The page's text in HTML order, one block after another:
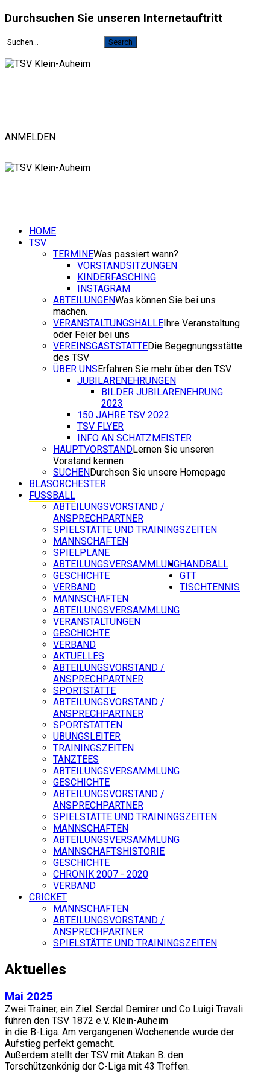
Durchsuchen Sie unseren Internetauftritt
ANMELDEN
HOME
TSV
TERMINEWas passiert wann?
VORSTANDSITZUNGEN
KINDERFASCHING
INSTAGRAM
ABTEILUNGENWas können Sie bei uns
machen.
VERANSTALTUNGSHALLE Ihre Veranstaltung
oder Feier bei uns
VEREINSGASTSTÄTTEDie Begegnungsstätte
des TSV
ÜBER UNS Erfahren Sie mehr über den TSV
JUBILARENEHRUNGEN
BILDER JUBILARENEHRUNG
2023
150 JAHRE TSV 2022
TSV FLYER
INFO AN SCHATZMEISTER
HAUPTVORSTANDLernen Sie unseren
Vorstand kennen
SUCHEN Durchsen Sie unsere Homepage
BLASORCHESTER
FUSSBALL
ABTEILUNGSVORSTAND /
ANSPRECHPARTNER
SPIELSTÄTTE UND TRAININGSZEITEN
MANNSCHAFTEN
SPIELPLÄNE
ABTEILUNGSVERSAMMLUNG
GESCHICHTE
VERBAND
HANDBALL
MANNSCHAFTEN
ABTEILUNGSVERSAMMLUNG
VERANSTALTUNGEN
GESCHICHTE
VERBAND
AKTUELLES
ABTEILUNGSVORSTAND /
ANSPRECHPARTNER
SPORTSTÄTTE
GTT
ABTEILUNGSVORSTAND /
ANSPRECHPARTNER
SPORTSTÄTTEN
ÜBUNGSLEITER
TRAININGSZEITEN
TANZTEES
ABTEILUNGSVERSAMMLUNG
GESCHICHTE
TISCHTENNIS
ABTEILUNGSVORSTAND /
ANSPRECHPARTNER
SPIELSTÄTTE UND TRAININGSZEITEN
MANNSCHAFTEN
ABTEILUNGSVERSAMMLUNG
MANNSCHAFTSHISTORIE
GESCHICHTE
CHRONIK 2007 - 2020
VERBAND
CRICKET
MANNSCHAFTEN
ABTEILUNGSVORSTAND /
ANSPRECHPARTNER
SPIELSTÄTTE UND TRAININGSZEITEN
Aktuelles
Mai 2025
Zwei Trainer, ein Ziel. Serdal Demirer und Co Luigi Travali
führen den TSV 1872 e.V. Klein-Auheim
in die B-Liga. Am vergangenen Wochenende wurde der
Aufstieg perfekt gemacht.
Außerdem stellt der TSV mit Atakan B. den
Torschützenkönig der C-Liga mit 43 Treffen.